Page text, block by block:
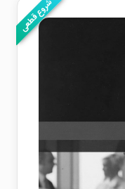
شروع قطعی